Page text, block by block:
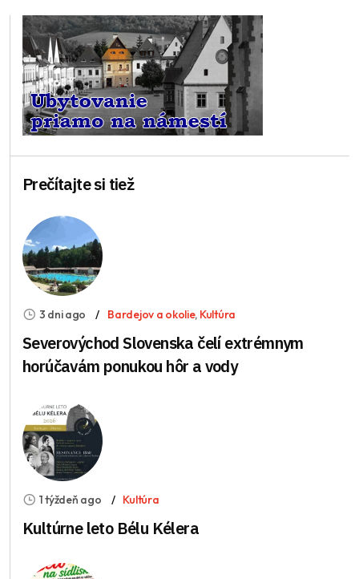
Prečítajte si tiež
3 dni ago Bardejov a okolie, Kultúra
Severovýchod Slovenska čelí extrémnym
horúčavám ponukou hôr a vody
1 týždeň ago Kultúra
Kultúrne leto Bélu Kélera